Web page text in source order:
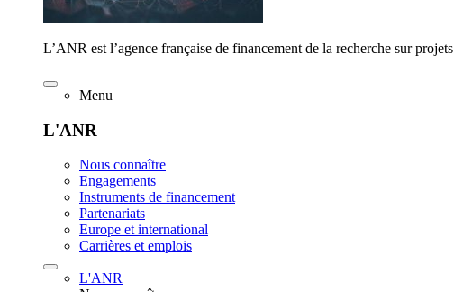
L’ANR est l’agence française de financement de la recherche sur projets
Menu
L'ANR
Nous connaître
Engagements
Instruments de financement
Partenariats
Europe et international
Carrières et emplois
L'ANR